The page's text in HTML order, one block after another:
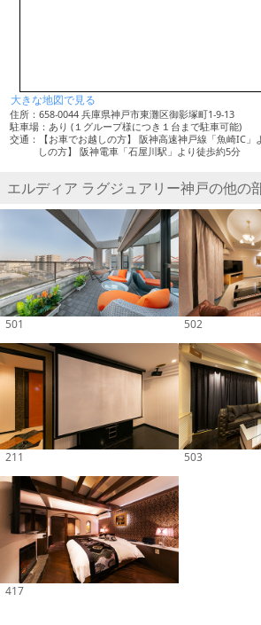
大きな地図で見る
住所：658-0044 兵庫県神戸市東灘区御影塚町1-9-13
駐車場：あり (１グループ様につき１台まで駐車可能)
交通：【お車でお越しの方】 阪神高速神戸線「魚崎IC」
しの方】 阪神電車「石屋川駅」より徒歩約5分
エルディア ラグジュアリー神戸の他の
501 502
211 503
417